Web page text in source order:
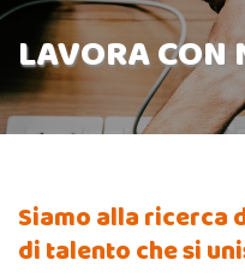
LAVORA CON
Siamo alla ricerca
di talento che si